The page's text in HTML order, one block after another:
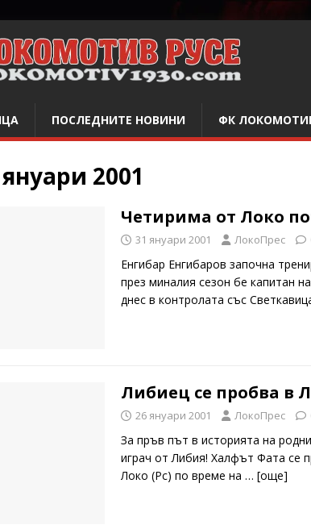
ПОСЛЕДНИТЕ НОВИНИ ФК
януари 2001
Четирима от Локо
31 януари 2001 ЛокоПрес
Енгибар Енгибаров започна
през миналия сезон бе капитан
днес в контролата със
Либиец се пробва в
26 януари 2001 ЛокоПрес
За пръв път в историята на
играч от Либия! Халфът Фата се
Локо (Рс) по време на … [oще]